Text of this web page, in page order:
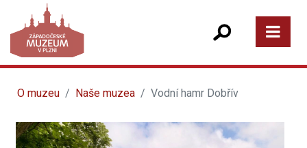
O muzeu Naše muzea Vodní hamr Dobřív